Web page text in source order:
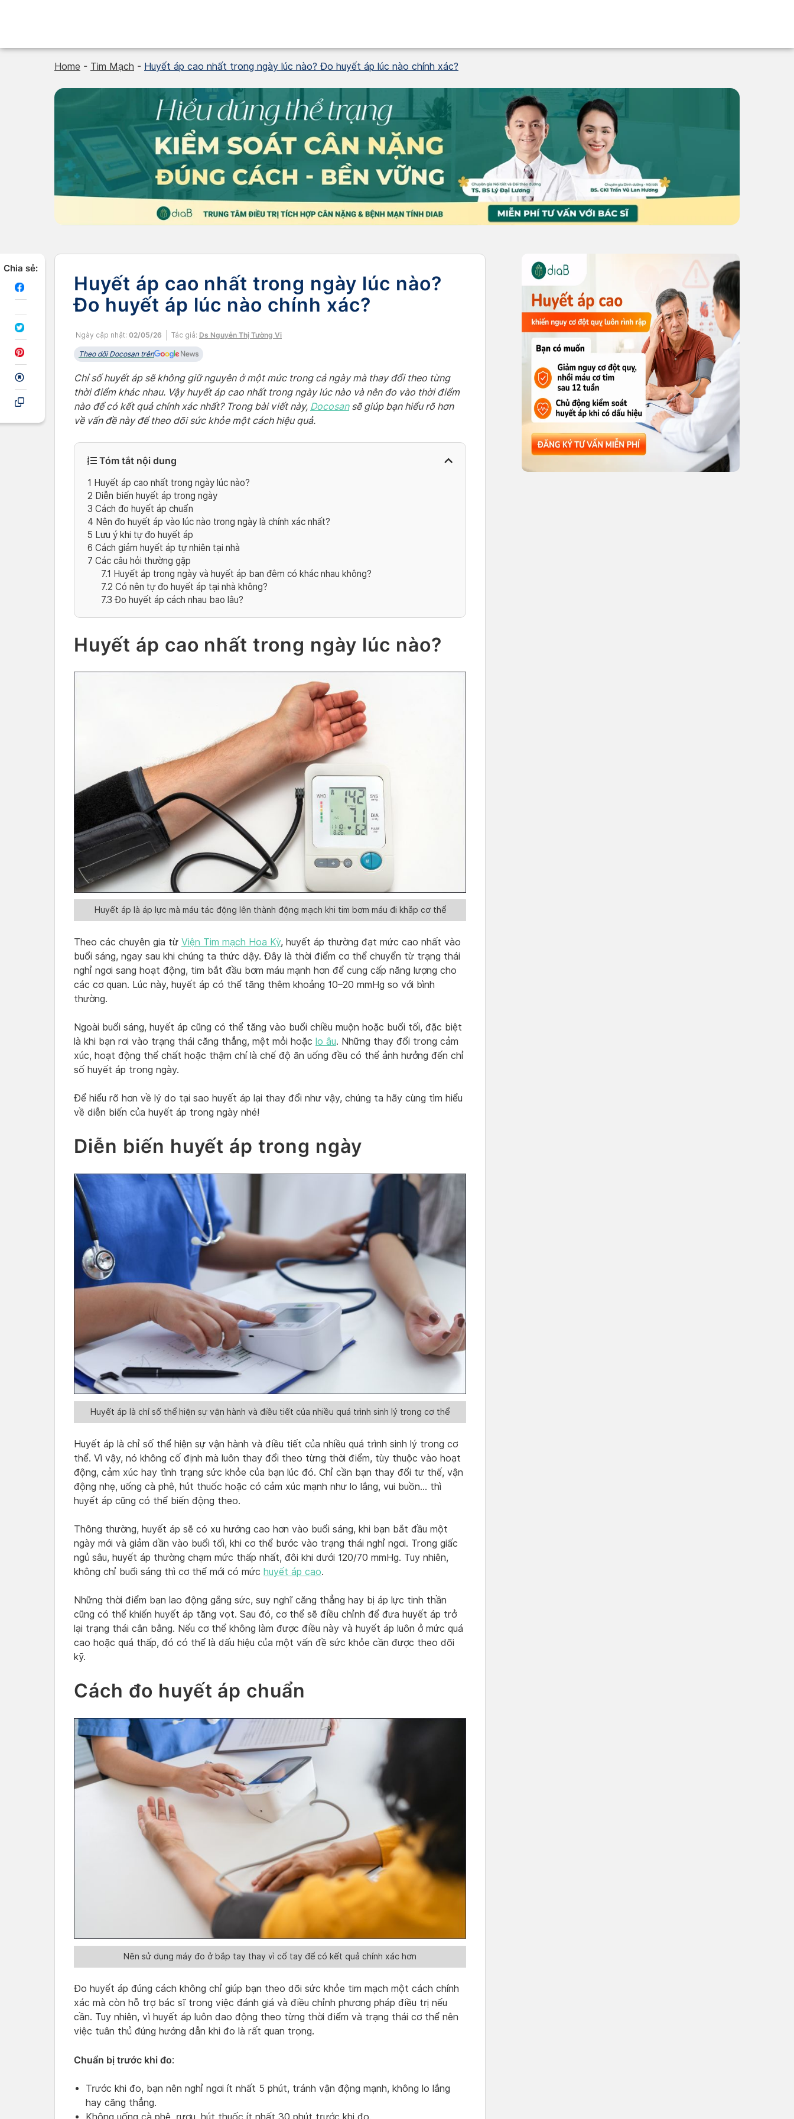
Home - Tim Mạch - Huyết áp cao nhất trong ngày lúc nào? Đo huyết áp lúc nào chính xác?
Chia sẻ:
Huyết áp cao nhất trong ngày lúc nào?
Đo huyết áp lúc nào chính xác?
Ngày cập nhật: 02/05/26 Tác giả: Ds Nguyễn Thị Tường Vi
Theo dõi Docosan trên
Chỉ số huyết áp sẽ không giữ nguyên ở một mức trong cả ngày mà thay đổi theo từng
thời điểm khác nhau. Vậy huyết áp cao nhất trong ngày lúc nào và nên đo vào thời điểm
nào để có kết quả chính xác nhất? Trong bài viết này, Docosansẽ giúp bạn hiểu rõ hơn
về vấn đề này để theo dõi sức khỏe một cách hiệu quả.
Tóm tắt nội dung
1 Huyết áp cao nhất trong ngày lúc nào?
2 Diễn biến huyết áp trong ngày
3 Cách đo huyết áp chuẩn
4 Nên đo huyết áp vào lúc nào trong ngày là chính xác nhất?
5 Lưu ý khi tự đo huyết áp
6 Cách giảm huyết áp tự nhiên tại nhà
7 Các câu hỏi thường gặp
7.1 Huyết áp trong ngày và huyết áp ban đêm có khác nhau không?
7.2 Có nên tự đo huyết áp tại nhà không?
7.3 Đo huyết áp cách nhau bao lâu?
Huyết áp cao nhất trong ngày lúc nào?
Huyết áp là áp lực mà máu tác động lên thành động mạch khi tim bơm máu đi khắp cơ thể
Theo các chuyên gia từ Viện Tim mạch Hoa Kỳ, huyết áp thường đạt mức cao nhất vào
buổi sáng, ngay sau khi chúng ta thức dậy. Đây là thời điểm cơ thể chuyển từ trạng thái
nghỉ ngơi sang hoạt động, tim bắt đầu bơm máu mạnh hơn để cung cấp năng lượng cho
các cơ quan. Lúc này, huyết áp có thể tăng thêm khoảng 10–20 mmHg so với bình
thường.
Ngoài buổi sáng, huyết áp cũng có thể tăng vào buổi chiều muộn hoặc buổi tối, đặc biệt
là khi bạn rơi vào trạng thái căng thẳng, mệt mỏi hoặc lo âu. Những thay đổi trong cảm
xúc, hoạt động thể chất hoặc thậm chí là chế độ ăn uống đều có thể ảnh hưởng đến chỉ
số huyết áp trong ngày.
Để hiểu rõ hơn về lý do tại sao huyết áp lại thay đổi như vậy, chúng ta hãy cùng tìm hiểu
về diễn biến của huyết áp trong ngày nhé!
Diễn biến huyết áp trong ngày
Huyết áp là chỉ số thể hiện sự vận hành và điều tiết của nhiều quá trình sinh lý trong cơ thể
Huyết áp là chỉ số thể hiện sự vận hành và điều tiết của nhiều quá trình sinh lý trong cơ
thể. Vì vậy, nó không cố định mà luôn thay đổi theo từng thời điểm, tùy thuộc vào hoạt
động, cảm xúc hay tình trạng sức khỏe của bạn lúc đó. Chỉ cần bạn thay đổi tư thế, vận
động nhẹ, uống cà phê, hút thuốc hoặc có cảm xúc mạnh như lo lắng, vui buồn… thì
huyết áp cũng có thể biến động theo.
Thông thường, huyết áp sẽ có xu hướng cao hơn vào buổi sáng, khi bạn bắt đầu một
ngày mới và giảm dần vào buổi tối, khi cơ thể bước vào trạng thái nghỉ ngơi. Trong giấc
ngủ sâu, huyết áp thường chạm mức thấp nhất, đôi khi dưới 120/70 mmHg. Tuy nhiên,
không chỉ buổi sáng thì cơ thể mới có mức huyết áp cao.
Những thời điểm bạn lao động gắng sức, suy nghĩ căng thẳng hay bị áp lực tinh thần
cũng có thể khiến huyết áp tăng vọt. Sau đó, cơ thể sẽ điều chỉnh để đưa huyết áp trở
lại trạng thái cân bằng. Nếu cơ thể không làm được điều này và huyết áp luôn ở mức quá
cao hoặc quá thấp, đó có thể là dấu hiệu của một vấn đề sức khỏe cần được theo dõi
kỹ.
Cách đo huyết áp chuẩn
Nên sử dụng máy đo ở bắp tay thay vì cổ tay để có kết quả chính xác hơn
Đo huyết áp đúng cách không chỉ giúp bạn theo dõi sức khỏe tim mạch một cách chính
xác mà còn hỗ trợ bác sĩ trong việc đánh giá và điều chỉnh phương pháp điều trị nếu
cần. Tuy nhiên, vì huyết áp luôn dao động theo từng thời điểm và trạng thái cơ thể nên
việc tuân thủ đúng hướng dẫn khi đo là rất quan trọng.
Chuẩn bị trước khi đo:
Trước khi đo, bạn nên nghỉ ngơi ít nhất 5 phút, tránh vận động mạnh, không lo lắng
hay căng thẳng.
Không uống cà phê, rượu, hút thuốc ít nhất 30 phút trước khi đo.